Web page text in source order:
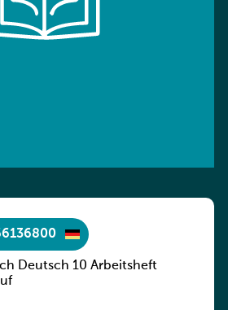
Deutsch 10 Arbeitsheft